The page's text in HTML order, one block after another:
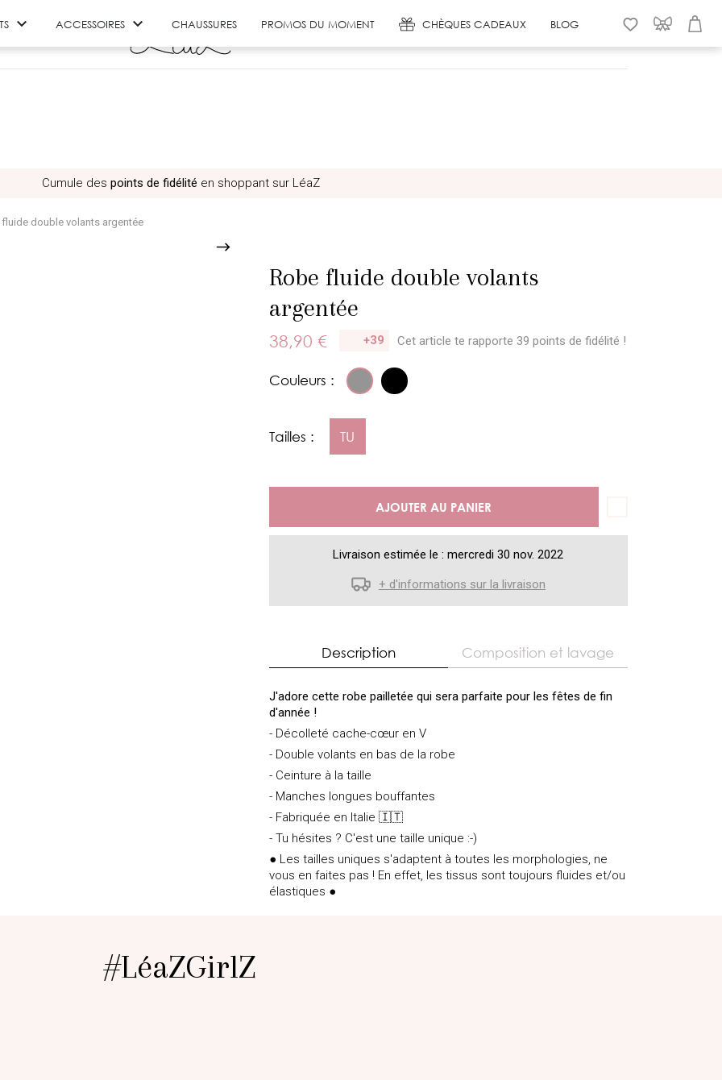
 ACCESSOIRES  CHAUSSURES PROMOS DU MOMENT CHÈQUES CADEAUX BLOG
Cumule des points de fidélité en shoppant sur LéaZ
fluide double volants argentée
Robe fluide double volants
argentée
38,90 € +39 Cet article te rapporte 39 points de fidélité !
au panier
Couleurs :
Tailles : TU
AJOUTER AU PANIER
Livraison estimée le : mercredi 30 nov. 2022
+ d'informations sur la livraison
Description Composition et lavage
J'adore cette robe pailletée qui sera parfaite pour les fêtes de fin
d'année !
- Décolleté cache-cœur en V
- Double volants en bas de la robe
- Ceinture à la taille
- Manches longues bouffantes
- Fabriquée en Italie 🇮🇹
- Tu hésites ? C'est une taille unique :-)
● Les tailles uniques s'adaptent à toutes les morphologies, ne
vous en faites pas ! En effet, les tissus sont toujours fluides et/ou
élastiques ●
#LéaZGirlZ